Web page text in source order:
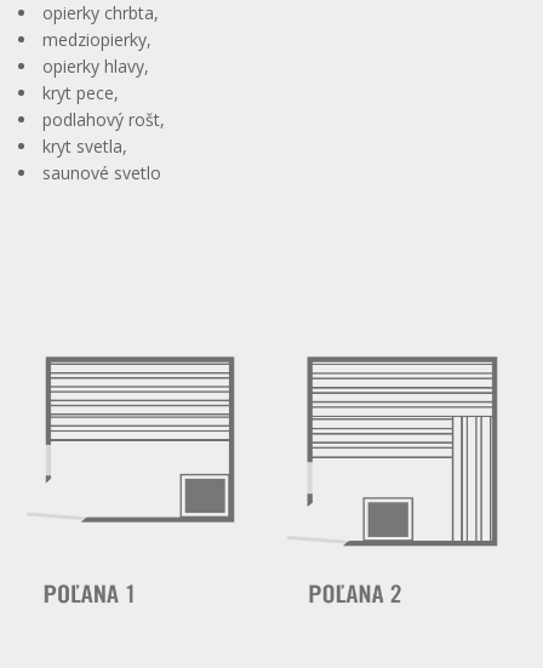
opierky chrbta,
medziopierky,
opierky hlavy,
kryt pece,
podlahový rošt,
kryt svetla,
saunové svetlo